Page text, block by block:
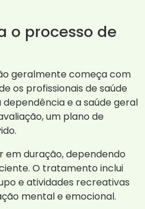
o processo de
geralmente começa com
os profissionais de saúde
e a saúde geral
um plano de
em duração, dependendo
O tratamento inclui
e atividades recreativas
mental e emocional.